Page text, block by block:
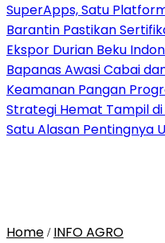
SuperApps, Satu
Barantin Pastikan
Ekspor Durian Beku
Bapanas Awasi Cabai
Keamanan Pangan
Strategi Hemat Tampil di
Satu Alasan Pentingnya
Home / INFO AGRO